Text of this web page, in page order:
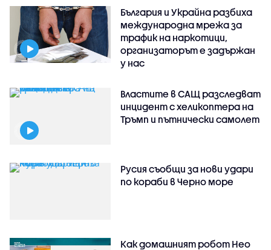
България и Украйна разбиха
международна мрежа за
трафик на наркотици,
организаторът е задържан
у нас
Властите в САЩ разследват
инцидент с хеликоптера на
Тръмп и пътнически самолет
Русия съобщи за нови удари
по кораби в Черно море
Как домашният робот Нео